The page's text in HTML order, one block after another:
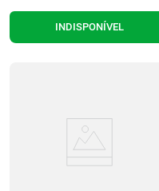
INDISPONÍVEL
munique